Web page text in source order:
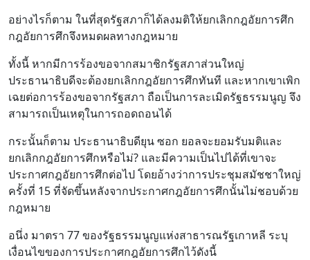
อย่างไรก็ตาม ในที่สุดรัฐสภาก็ได้ลงมติให้ยกเลิกกฎอัยการศึก
กฎอัยการศึกจึงหมดผลทางกฎหมาย
ทั้งนี้ หากมีการร้องขอจากสมาชิกรัฐสภาส่วนใหญ่
ประธานาธิบดีจะต้องยกเลิกกฎอัยการศึกทันที และหากเขาเพิก
เฉยต่อการร้องขอจากรัฐสภา ถือเป็นการละเมิดรัฐธรรมนูญ จึง
สามารถเป็นเหตุในการถอดถอนได้
กระนั้นก็ตาม ประธานาธิบดียุน ซอก ยอลจะยอมรับมติและ
ยกเลิกกฎอัยการศึกหรือไม่? และมีความเป็นไปได้ที่เขาจะ
ประกาศกฎอัยการศึกต่อไป โดยอ้างว่าการประชุมสมัชชาใหญ่
ครั้งที่ 15 ที่จัดขึ้นหลังจากประกาศกฎอัยการศึกนั้นไม่ชอบด้วย
กฎหมาย
อนึ่ง มาตรา 77 ของรัฐธรรมนูญแห่งสาธารณรัฐเกาหลี ระบุ
เงื่อนไขของการประกาศกฎอัยการศึกไว้ดังนี้